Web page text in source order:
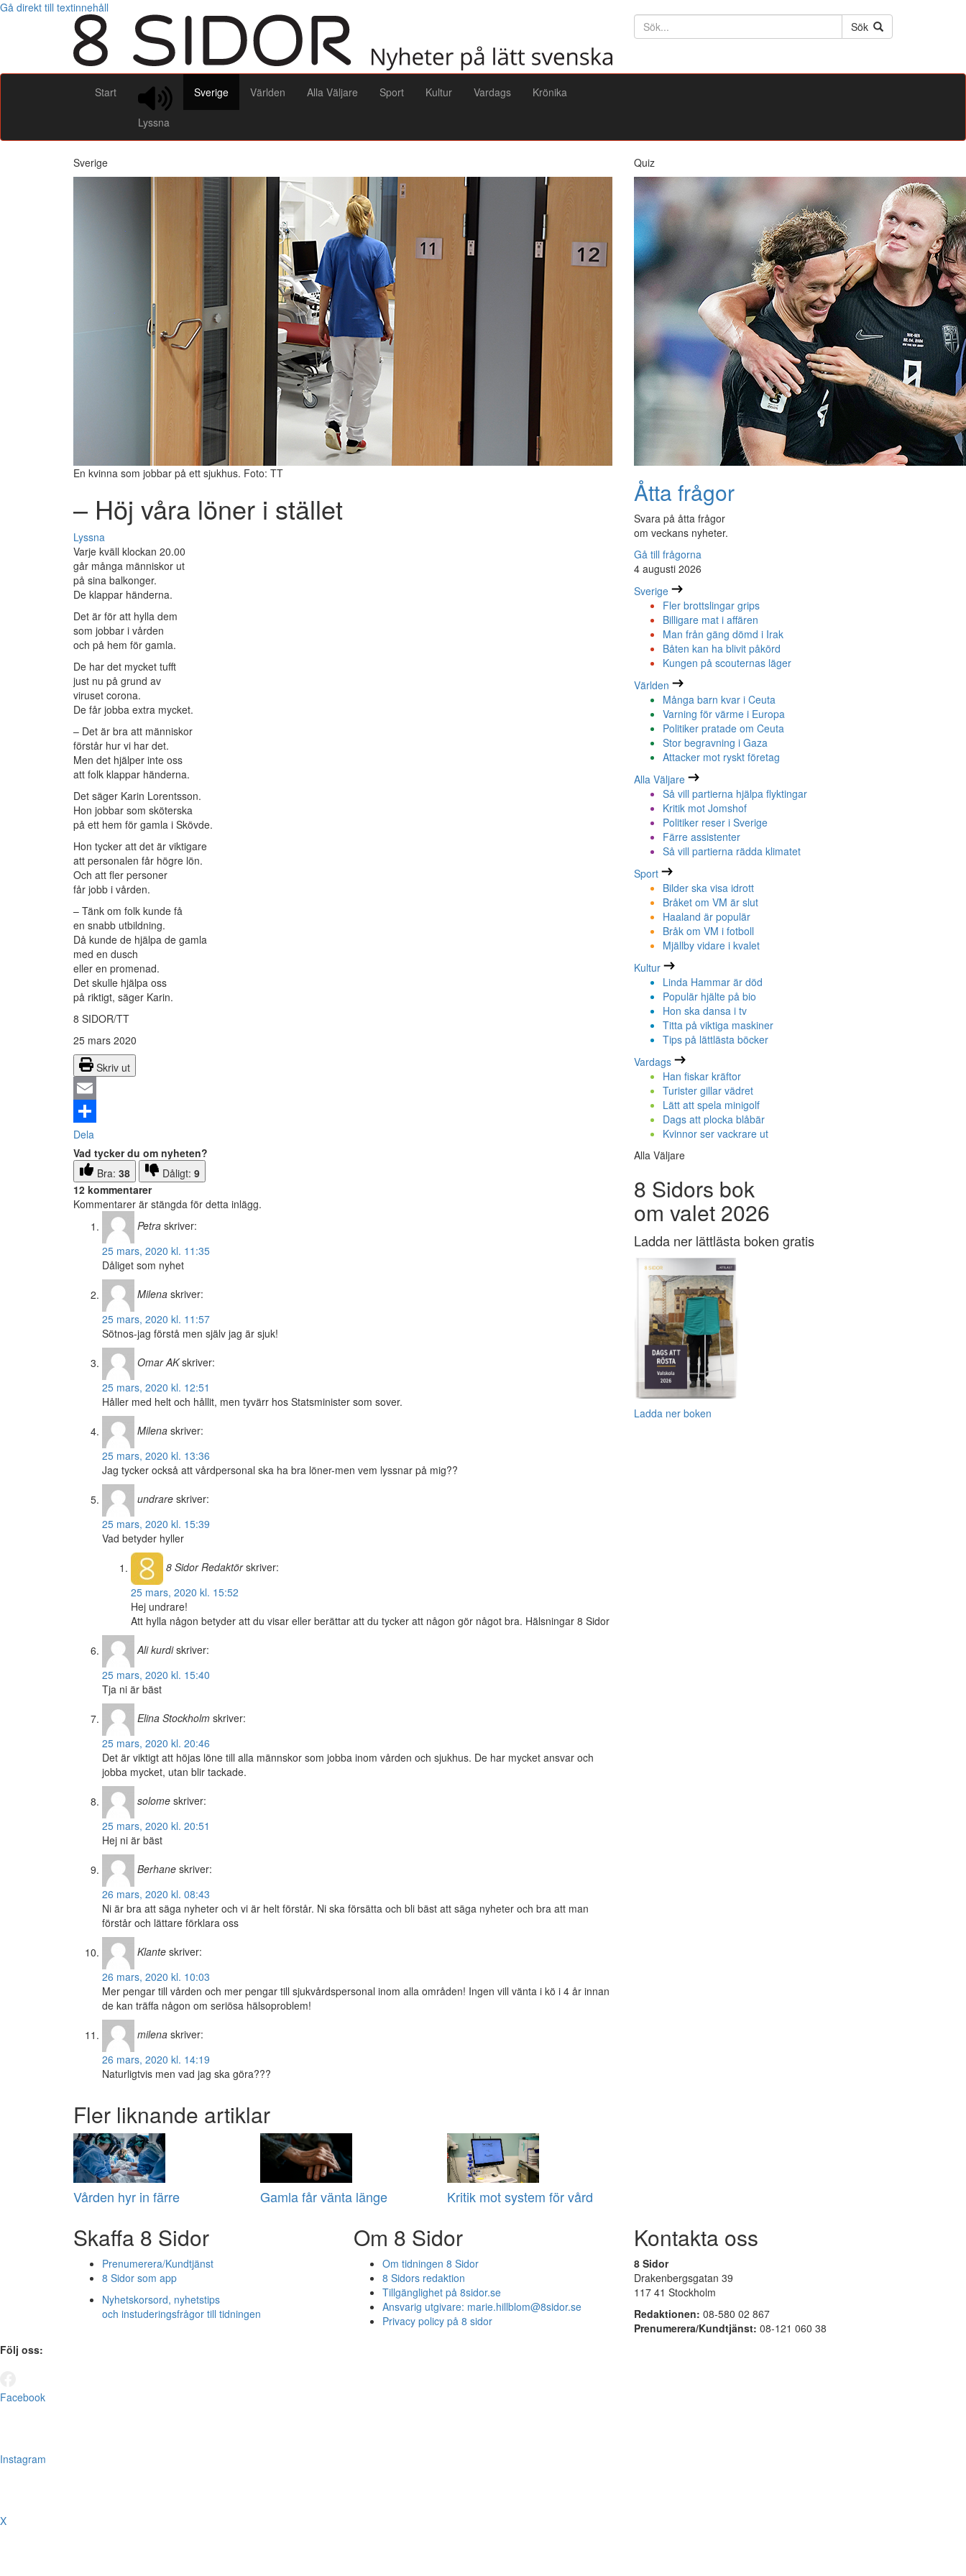
Gå direkt till textinnehåll
Söktext
Sök
Start
Lyssna
Sverige Världen Alla Väljare Sport Kultur Vardags Krönika
Sverige
En kvinna som jobbar på ett sjukhus. Foto: TT
– Höj våra löner i stället
Lyssna
Varje kväll klockan 20.00
går många människor ut
på sina balkonger.
De klappar händerna.
Det är för att hylla dem
som jobbar i vården
och på hem för gamla.
De har det mycket tufft
just nu på grund av
viruset corona.
De får jobba extra mycket.
– Det är bra att människor
förstår hur vi har det.
Men det hjälper inte oss
att folk klappar händerna.
Det säger Karin Lorentsson.
Hon jobbar som sköterska
på ett hem för gamla i Skövde.
Hon tycker att det är viktigare
att personalen får högre lön.
Och att fler personer
får jobb i vården.
– Tänk om folk kunde få
en snabb utbildning.
Då kunde de hjälpa de gamla
med en dusch
eller en promenad.
Det skulle hjälpa oss
på riktigt, säger Karin.
8 SIDOR/TT
25 mars 2020
Skriv ut
Email
Dela
Vad tycker du om nyheten?
Bra: 38 Dåligt: 9
12 kommentarer
Kommentarer är stängda för detta inlägg.
Petra skriver:
25 mars, 2020 kl. 11:35
Dåliget som nyhet
Milena skriver:
25 mars, 2020 kl. 11:57
Sötnos-jag förstå men själv jag är sjuk!
Omar AK skriver:
25 mars, 2020 kl. 12:51
Håller med helt och hållit, men tyvärr hos Statsminister som sover.
Milena skriver:
25 mars, 2020 kl. 13:36
Jag tycker också att vårdpersonal ska ha bra löner-men vem lyssnar på mig??
undrare skriver:
25 mars, 2020 kl. 15:39
Vad betyder hyller
8 SidorRedaktör skriver:
25 mars, 2020 kl. 15:52
Hej undrare!
Att hylla någon betyder att du visar eller berättar att du tycker att någon gör något bra. Hälsningar 8 Sidor
Ali kurdi skriver:
25 mars, 2020 kl. 15:40
Tja ni är bäst
Elina Stockholm skriver:
25 mars, 2020 kl. 20:46
Det är viktigt att höjas löne till alla männskor som jobba inom vården och sjukhus. De har mycket ansvar och
jobba mycket, utan blir tackade.
solome skriver:
25 mars, 2020 kl. 20:51
Hej ni är bäst
Berhane skriver:
26 mars, 2020 kl. 08:43
Ni är bra att säga nyheter och vi är helt förstår. Ni ska försätta och bli bäst att säga nyheter och bra att man
förstår och lättare förklara oss
Klante skriver:
26 mars, 2020 kl. 10:03
Mer pengar till vården och mer pengar till sjukvårdspersonal inom alla områden! Ingen vill vänta i kö i 4 år innan
de kan träffa någon om seriösa hälsoproblem!
milena skriver:
26 mars, 2020 kl. 14:19
Naturligtvis men vad jag ska göra???
Fler liknande artiklar
Vården hyr in färre Gamla får vänta länge Kritik mot system för vård
Quiz
Åtta frågor
Svara på åtta frågor
om veckans nyheter.
Gå till frågorna
4 augusti 2026
Sverige
Fler brottslingar grips
Billigare mat i affären
Man från gäng dömd i Irak
Båten kan ha blivit påkörd
Kungen på scouternas läger
Världen
Många barn kvar i Ceuta
Varning för värme i Europa
Politiker pratade om Ceuta
Stor begravning i Gaza
Attacker mot ryskt företag
Alla Väljare
Så vill partierna hjälpa flyktingar
Kritik mot Jomshof
Politiker reser i Sverige
Färre assistenter
Så vill partierna rädda klimatet
Sport
Bilder ska visa idrott
Bråket om VM är slut
Haaland är populär
Bråk om VM i fotboll
Mjällby vidare i kvalet
Kultur
Linda Hammar är död
Populär hjälte på bio
Hon ska dansa i tv
Titta på viktiga maskiner
Tips på lättlästa böcker
Vardags
Han fiskar kräftor
Turister gillar vädret
Lätt att spela minigolf
Dags att plocka blåbär
Kvinnor ser vackrare ut
Alla Väljare
8 Sidors bok
om valet 2026
Ladda ner lättlästa boken gratis
Ladda ner boken
Skaffa 8 Sidor
Prenumerera/Kundtjänst
8 Sidor som app
Nyhetskorsord, nyhetstips
och instuderingsfrågor till tidningen
Om 8 Sidor
Om tidningen 8 Sidor
8 Sidors redaktion
Tillgänglighet på 8sidor.se
Ansvarig utgivare: marie.hillblom@8sidor.se
Privacy policy på 8 sidor
Kontakta oss
8 Sidor
Drakenbergsgatan 39
117 41 Stockholm
Redaktionen: 08-580 02 867
Prenumerera/Kundtjänst: 08-121 060 38
Följ oss:
Facebook
Instagram
X